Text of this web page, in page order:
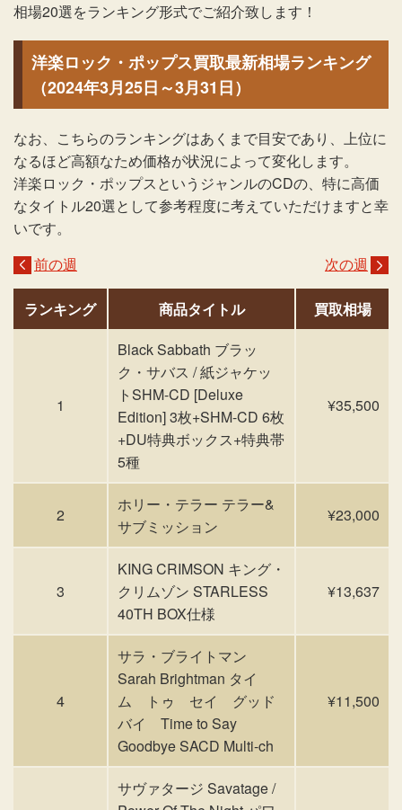
相場20選をランキング形式でご紹介致します！
洋楽ロック・ポップス買取最新相場ランキング
（2024年3月25日～3月31日）
なお、こちらのランキングはあくまで目安であり、上位に
なるほど高額なため価格が状況によって変化します。
洋楽ロック・ポップスというジャンルのCDの、特に高価
なタイトル20選として参考程度に考えていただけますと幸
いです。
前の週
次の週
ランキング 商品タイトル 買取相場
1
Black Sabbath ブラッ
ク・サバス / 紙ジャケッ
トSHM-CD [Deluxe
Edition] 3枚+SHM-CD 6枚
+DU特典ボックス+特典帯
5種
¥35,500
2
ホリー・テラー テラー&
サブミッション
¥23,000
3
KING CRIMSON キング・
クリムゾン STARLESS
40TH BOX仕様
¥13,637
4
サラ・ブライトマン
Sarah Brightman タイ
ム トゥ セイ グッド
バイ Time to Say
Goodbye SACD Multi-ch
¥11,500
サヴァタージ Savatage /